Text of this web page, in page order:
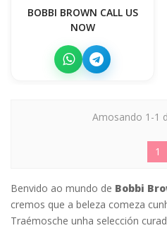
BOBBI BROWN CALL US
NOW
Amosando 1-1
1
Benvido ao mundo de Bobbi
cremos que a beleza comeza
Traémosche unha selección